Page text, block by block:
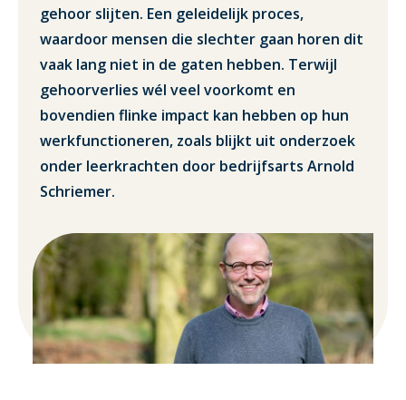
gehoor slijten. Een geleidelijk proces,
waardoor mensen die slechter gaan horen dit
vaak lang niet in de gaten hebben. Terwijl
gehoorverlies wél veel voorkomt en
bovendien flinke impact kan hebben op hun
werkfunctioneren, zoals blijkt uit onderzoek
onder leerkrachten door bedrijfsarts Arnold
Schriemer.